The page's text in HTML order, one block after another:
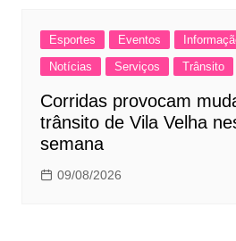
Esportes Eventos
Notícias
Serviços Trânsito
Corridas provocam
trânsito de Vila Velha
semana
09/08/2026